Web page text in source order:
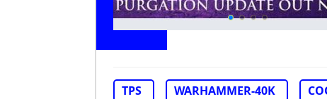
TPS WARHAMMER-40K